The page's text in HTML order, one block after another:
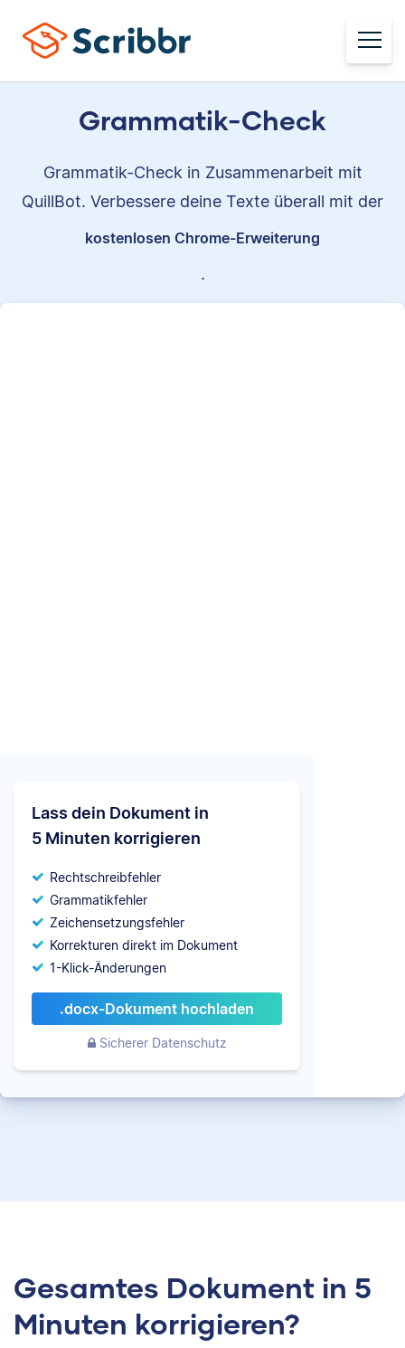
Grammatik-Check
Grammatik-Check in Zusammenarbeit mit
QuillBot. Verbessere deine Texte überall mit der
kostenlosen Chrome-Erweiterung
.
Lass dein Dokument in
5 Minuten korrigieren
Rechtschreibfehler
Grammatikfehler
Zeichensetzungsfehler
Korrekturen direkt im Dokument
1-Klick-Änderungen
.docx-Dokument hochladen
Sicherer Datenschutz
Gesamtes Dokument in 5
Minuten korrigieren?